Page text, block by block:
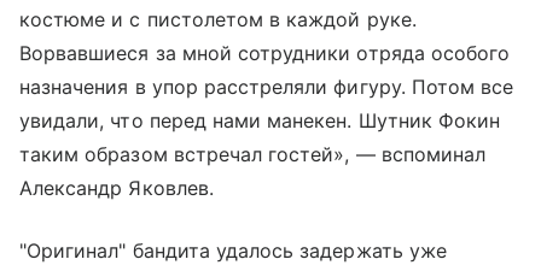
костюме и с пистолетом в каждой руке.
Ворвавшиеся за мной сотрудники отряда особого
назначения в упор расстреляли фигуру. Потом все
увидали, что перед нами манекен. Шутник Фокин
таким образом встречал гостей», — вспоминал
Александр Яковлев.
"Оригинал" бандита удалось задержать уже